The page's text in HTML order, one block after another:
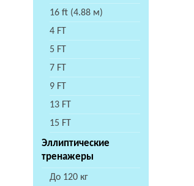
16 ft (4.88 м)
4 FT
5 FT
7 FT
9 FT
13 FT
15 FT
Эллиптические
тренажеры
До 120 кг